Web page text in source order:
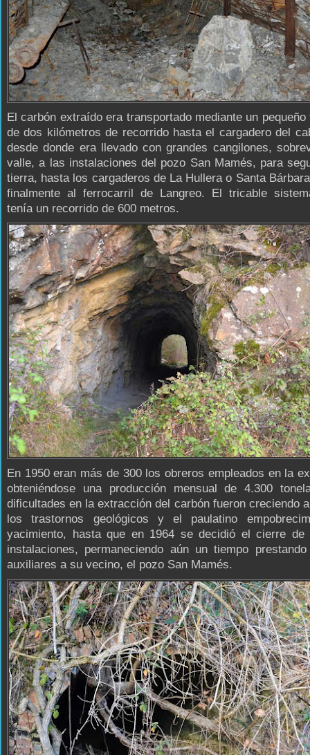
El carbón extraído era transportado mediante un
de dos kilómetros de recorrido hasta el cargadero del
desde donde era llevado con grandes cangilones,
valle, a las instalaciones del pozo San Mamés, para
tierra, hasta los cargaderos de La Hullera o Santa
finalmente al ferrocarril de Langreo. El tricable
tenía un recorrido de 600 metros.
En 1950 eran más de 300 los obreros empleados en la
obteniéndose una producción mensual de 4.300
dificultades en la extracción del carbón fueron creciendo
los trastornos geológicos y el paulatino
yacimiento, hasta que en 1964 se decidió el cierre de
instalaciones, permaneciendo aún un tiempo
auxiliares a su vecino, el pozo San Mamés.